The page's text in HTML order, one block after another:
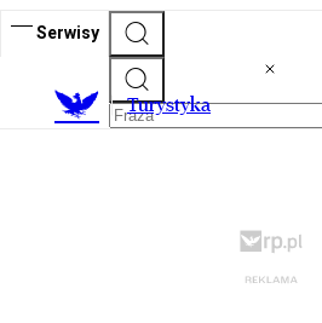
Serwisy
Turystyka